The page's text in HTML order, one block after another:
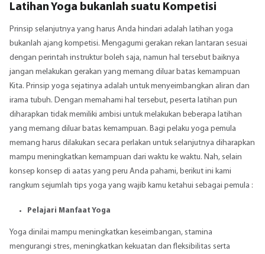
Latihan Yoga bukanlah suatu Kompetisi
Prinsip selanjutnya yang harus Anda hindari adalah latihan yoga
bukanlah ajang kompetisi. Mengagumi gerakan rekan lantaran sesuai
dengan perintah instruktur boleh saja, namun hal tersebut baiknya
jangan melakukan gerakan yang memang diluar batas kemampuan
Kita. Prinsip yoga sejatinya adalah untuk menyeimbangkan aliran dan
irama tubuh. Dengan memahami hal tersebut, peserta latihan pun
diharapkan tidak memiliki ambisi untuk melakukan beberapa latihan
yang memang diluar batas kemampuan. Bagi pelaku yoga pemula
memang harus dilakukan secara perlakan untuk selanjutnya diharapkan
mampu meningkatkan kemampuan dari waktu ke waktu. Nah, selain
konsep konsep di aatas yang peru Anda pahami, berikut ini kami
rangkum sejumlah tips yoga yang wajib kamu ketahui sebagai pemula :
Pelajari Manfaat Yoga
Yoga dinilai mampu meningkatkan keseimbangan, stamina
mengurangi stres, meningkatkan kekuatan dan fleksibilitas serta